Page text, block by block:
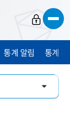
통계 알림 통계